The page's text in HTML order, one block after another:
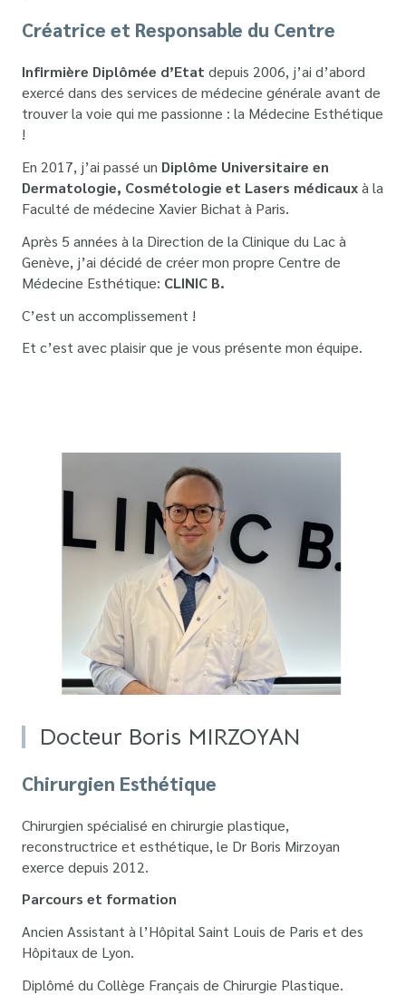
Créatrice et Responsable du Centre
Infirmière Diplômée d’Etat depuis 2006, j’ai d’abord
exercé dans des services de médecine générale avant de
trouver la voie qui me passionne : la Médecine Esthétique
!
En 2017, j’ai passé un Diplôme Universitaire en
Dermatologie, Cosmétologie et Lasers médicauxà la
Faculté de médecine Xavier Bichat à Paris.
Après 5 années à la Direction de la Clinique du Lac à
Genève, j’ai décidé de créer mon propre Centre de
Médecine Esthétique: CLINIC B.
C’est un accomplissement !
Et c’est avec plaisir que je vous présente mon équipe.
Docteur Boris MIRZOYAN
Chirurgien Esthétique
Chirurgien spécialisé en chirurgie plastique,
reconstructrice et esthétique, le Dr Boris Mirzoyan
exerce depuis 2012.
Parcours et formation
Ancien Assistant à l’Hôpital Saint Louis de Paris et des
Hôpitaux de Lyon.
Diplômé du Collège Français de Chirurgie Plastique.